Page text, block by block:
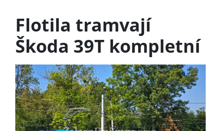
Flotila tramvají
Škoda 39T kompletní